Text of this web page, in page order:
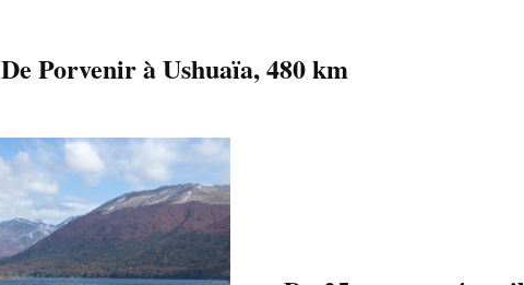
De Porvenir à Ushuaïa, 480 km